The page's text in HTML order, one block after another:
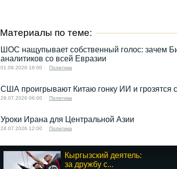
Материалы по теме:
ШОС нащупывает собственный голос: зачем
аналитиков со всей Евразии
01.08.2026 16:00 Политика
США проигрывают Китаю гонку ИИ и грозятся
29.07.2026 06:00 Политика
Уроки Ирана для Центральной Азии
24.07.2026 12:00 Политика
Кыргызский деятель:
за дружбу с...